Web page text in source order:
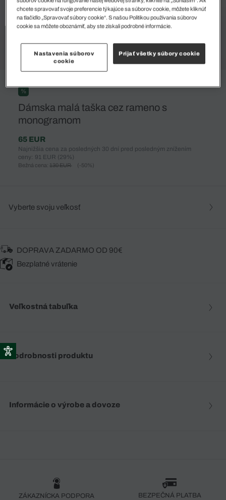
%
Dámska malá taška cez rameno s
monogramom
65 EUR
Najnižšia cena za posledných 30 dní pred posledným znížením
ceny: 91 EUR (29%)
Bežná cena: 130 EUR (-50%)
Vyberte svoju veľkosť
DOPRAVA ZADARMO OD 90€
Bezplatné vrátenie
Veľkostná tabuľka
Podrobnosti produktu
Informácie o výrobe a dovoze
ZÁKAZNÍCKA PODPORA BEZPEČNÁ PLATBA
chcete spravovať svoje preferencie týkajúce sa súborov cookie, môžete kliknúť
na tlačidlo „Spravovať súbory cookie“. S našou Politikou používania súborov
cookie sa môžete oboznámiť, aby ste získali podrobné informácie.
Nastavenia súborov
cookie
Prijať všetky súbory cookie